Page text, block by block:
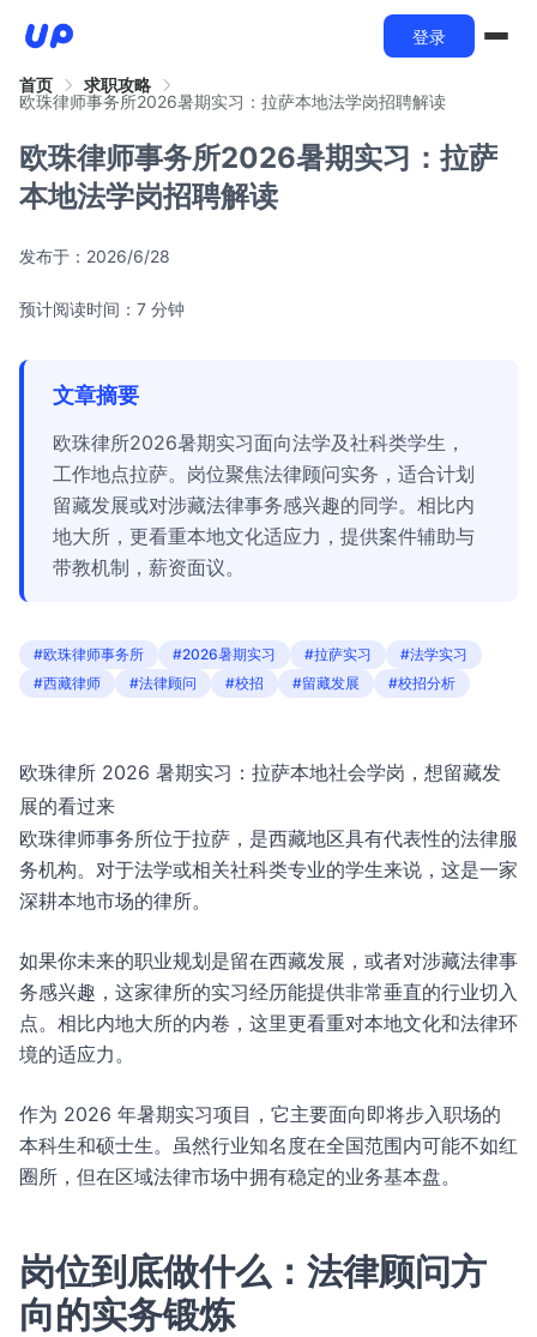
登录
首页
求职攻略
欧珠律师事务所2026暑期实习：拉萨本地法学岗招聘解读
欧珠律师事务所2026暑期实习：拉萨
本地法学岗招聘解读
发布于： 2026/6/28
预计阅读时间：7 分钟
文章摘要
欧珠律所2026暑期实习面向法学及社科类学生，
工作地点拉萨。岗位聚焦法律顾问实务，适合计划
留藏发展或对涉藏法律事务感兴趣的同学。相比内
地大所，更看重本地文化适应力，提供案件辅助与
带教机制，薪资面议。
#欧珠律师事务所 #2026暑期实习 #拉萨实习
#法学实习
#西藏律师
#法律顾问 #校招 #留藏发展 #校招分析
欧珠律所 2026 暑期实习：拉萨本地社会学岗，想留藏发
展的看过来
欧珠律师事务所位于拉萨，是西藏地区具有代表性的法律服
务机构。对于法学或相关社科类专业的学生来说，这是一家
深耕本地市场的律所。
如果你未来的职业规划是留在西藏发展，或者对涉藏法律事
务感兴趣，这家律所的实习经历能提供非常垂直的行业切入
点。相比内地大所的内卷，这里更看重对本地文化和法律环
境的适应力。
作为 2026 年暑期实习项目，它主要面向即将步入职场的
本科生和硕士生。虽然行业知名度在全国范围内可能不如红
圈所，但在区域法律市场中拥有稳定的业务基本盘。
岗位到底做什么：法律顾问方
向的实务锻炼